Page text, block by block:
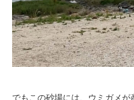
でもこの砂場には、ウミガメが